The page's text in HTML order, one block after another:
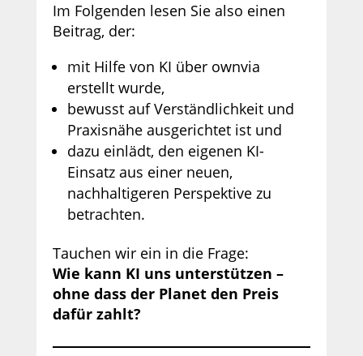
Im Folgenden lesen Sie also einen
Beitrag, der:
mit Hilfe von KI über ownvia
erstellt wurde,
bewusst auf Verständlichkeit und
Praxisnähe ausgerichtet ist und
dazu einlädt, den eigenen KI-
Einsatz aus einer neuen,
nachhaltigeren Perspektive zu
betrachten.
Tauchen wir ein in die Frage:
Wie kann KI uns unterstützen –
ohne dass der Planet den Preis
dafür zahlt?